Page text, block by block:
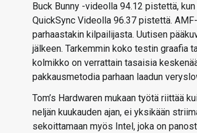
Buck Bunny -videolla 94.12 pistettä,
QuickSync Videolla 96.37 pistettä.
parhaastakin kilpailijasta. Uutisen
jälkeen. Tarkemmin koko testin graafia
kolmikko on verrattain tasaisia
pakkausmetodia parhaan laadun
Tom’s Hardwaren mukaan työtä riittää
neljän kuukauden ajan, ei yksikään
sekoittamaan myös Intel, joka on